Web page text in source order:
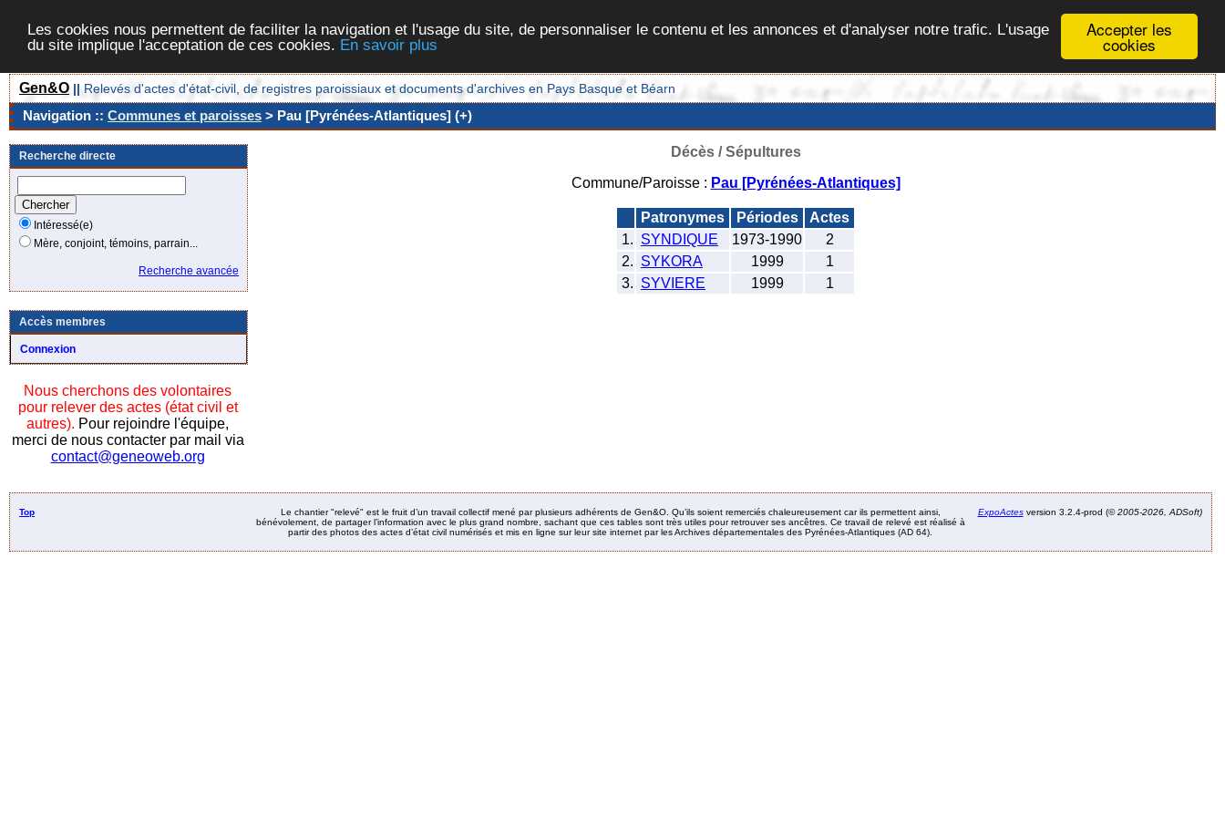
Accepter les
cookies
Les cookies nous permettent de faciliter la navigation et l'usage du site, de personnaliser le contenu et les annonces et d'analyser notre trafic. L'usage
du site implique l'acceptation de ces cookies. En savoir plus
Gen&O || Relevés d'actes d'état-civil, de registres paroissiaux et documents d'archives en Pays Basque et Béarn
Navigation :: Communes et paroisses > Pau [Pyrénées-Atlantiques] (+)
Recherche directe
Intéressé(e)
Mère, conjoint, témoins, parrain...
Recherche avancée
Accès membres
Connexion
Nous cherchons des volontaires
pour relever des actes (état civil et
autres). Pour rejoindre l'équipe,
merci de nous contacter par mail via
contact@geneoweb.org
Décès / Sépultures
Commune/Paroisse : Pau [Pyrénées-Atlantiques]
Patronymes Périodes
Actes
1. SYNDIQUE 1973-1990
2
2. SYKORA 1999
1
3. SYVIERE 1999 1
Top
Le chantier "relevé" est le fruit d’un travail collectif mené par plusieurs adhérents de Gen&O. Qu’ils soient remerciés chaleureusement car ils permettent ainsi,
bénévolement, de partager l’information avec le plus grand nombre, sachant que ces tables sont très utiles pour retrouver ses ancêtres. Ce travail de relevé est réalisé à
partir des photos des actes d’état civil numérisés et mis en ligne sur leur site internet par les Archives départementales des Pyrénées-Atlantiques (AD 64).
ExpoActesversion 3.2.4-prod (©2005-2026, ADSoft)